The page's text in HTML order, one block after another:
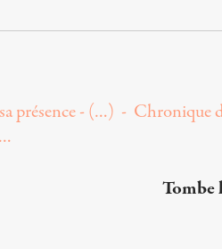
présence - (…) - Chronique
Tombe